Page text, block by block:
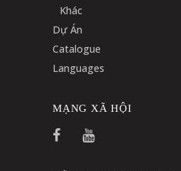
Khác
Dự Án
Catalogue
Languages
MẠNG XÃ HỘI